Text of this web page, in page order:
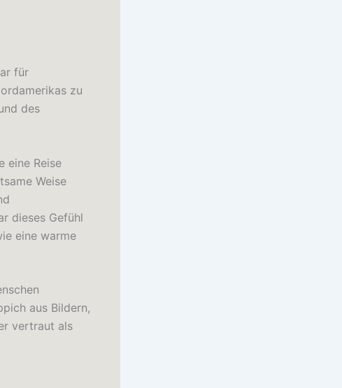
für
zu
des
eine Reise
Weise
dieses Gefühl
eine warme
aus Bildern,
vertraut als